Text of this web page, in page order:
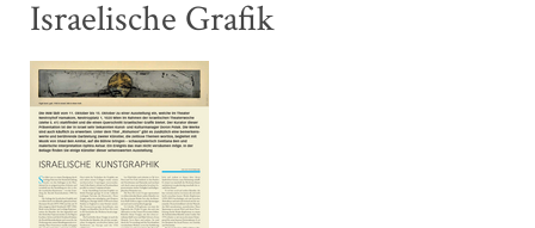
Israelische Grafik